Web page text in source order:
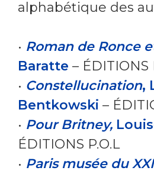
alphabétique des
• Roman de Ronce
Baratte – ÉDITIONS
• Constellucination,
Bentkowski –
• Pour Britney,
ÉDITIONS P.O.L
• Paris musée du